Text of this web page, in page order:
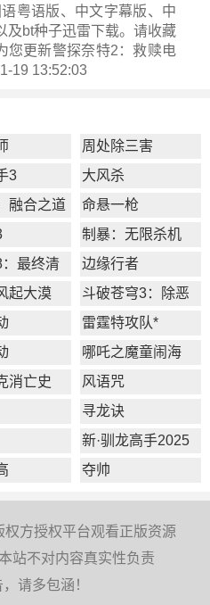
粤语版、中文字幕版、中
及bt种子迅雷下载。请收藏
您更新警探奈特2：救赎电
19 13:52:03
周处除三害
3
大风杀
融合之道
命悬一枪
制暴：无限杀机
最终清
边缘行者
起大漠
斗破苍穹3：除恶
雷霆特攻队*
哪吒之魔童闹海
消亡史
风语咒
寻龙诀
新·驯龙高手2025
夺帅
方授权平台观看正版资源
站不对内容真实性负责
请多包涵！